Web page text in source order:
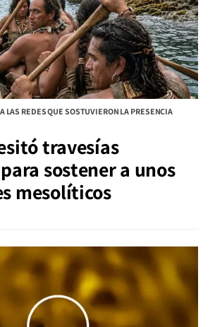
LAS REDES QUE SOSTUVIERON LA PRESENCIA
travesías
sostener a unos
mesolíticos